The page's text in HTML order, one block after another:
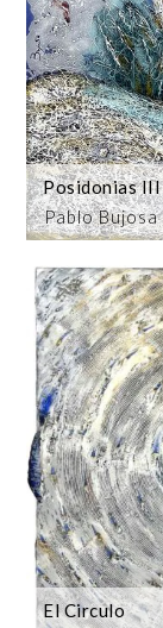
Pablo Bujosa
Posidonias III
El Circulo